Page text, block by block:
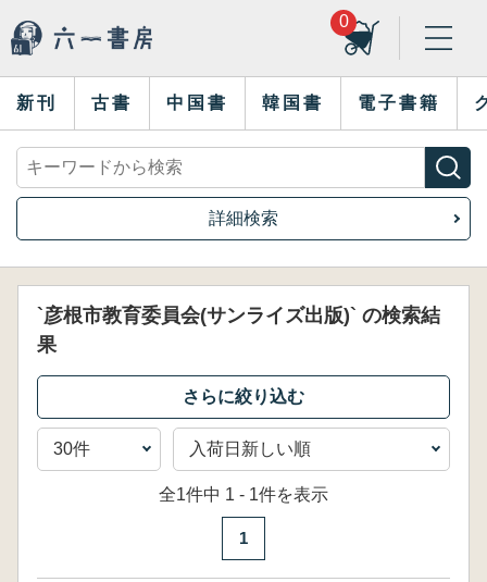
0
新刊 古書 中国書 韓国書 電子書籍
詳細検索
`彦根市教育委員会(サンライズ出版)` の検索結
果
全1件中 1 - 1件を表示
1